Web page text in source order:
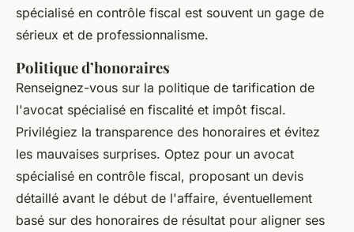
spécialisé en contrôle fiscal est souvent un gage de
sérieux et de professionnalisme.
Politique d’honoraires
Renseignez-vous sur la politique de tarification de
l'avocat spécialisé en fiscalité et impôt fiscal.
Privilégiez la transparence des honoraires et évitez
les mauvaises surprises. Optez pour un avocat
spécialisé en contrôle fiscal, proposant un devis
détaillé avant le début de l'affaire, éventuellement
basé sur des honoraires de résultat pour aligner ses